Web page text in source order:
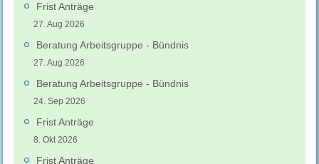
Frist Anträge
27. Aug 2026
Beratung Arbeitsgruppe - Bündnis
27. Aug 2026
Beratung Arbeitsgruppe - Bündnis
24. Sep 2026
Frist Anträge
8. Okt 2026
Frist Anträge